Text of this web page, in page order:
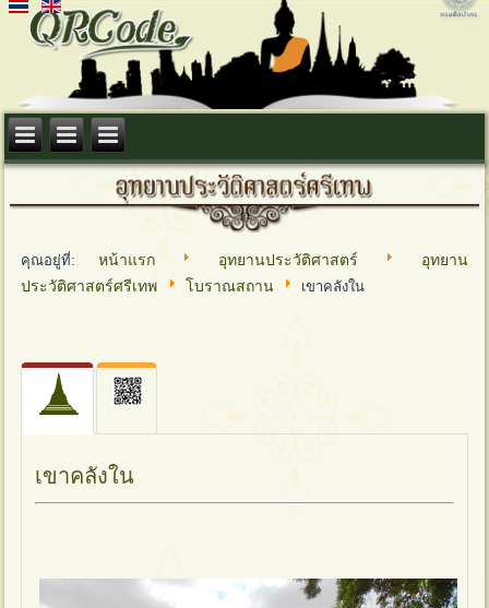
คุณอยู่ที่: หน้าแรก อุทยานประวัติศาสตร์
อุทยาน
ประวัติศาสตร์ศรีเทพ
โบราณสถาน เขาคลังใน
เขาคลังใน